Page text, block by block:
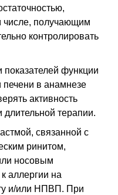
числе, получающим
контролировать
функции
печени в анамнезе
активность
терапии.
связанной с
ринитом,
носовым
аллергии на
и/или НПВП. При